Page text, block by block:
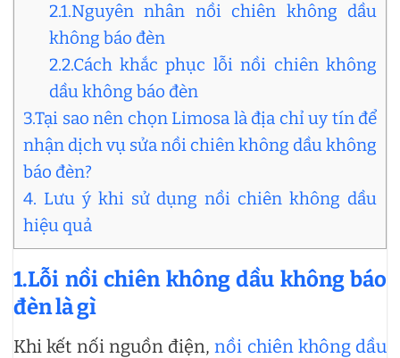
2.1.Nguyên nhân nồi chiên không dầu
không báo đèn
2.2.Cách khắc phục lỗi nồi chiên không
dầu không báo đèn
3.Tại sao nên chọn Limosa là địa chỉ uy tín để
nhận dịch vụ sửa nồi chiên không dầu không
báo đèn?
4. Lưu ý khi sử dụng nồi chiên không dầu
hiệu quả
1.Lỗi nồi chiên không dầu không báo
đèn là gì
Khi kết nối nguồn điện,nồi chiên không dầu